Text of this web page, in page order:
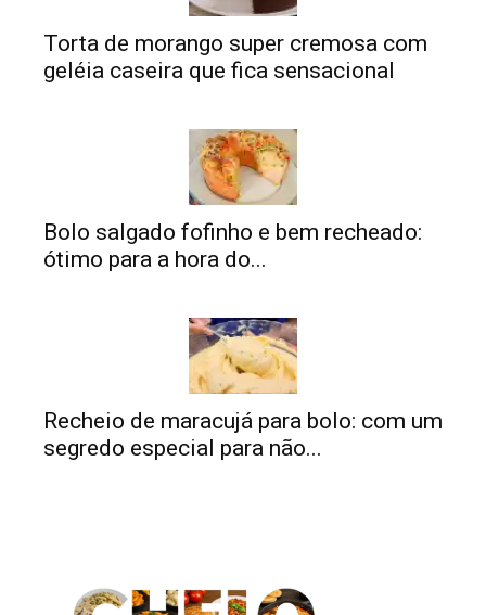
Torta de morango super cremosa com
geléia caseira que fica sensacional
Bolo salgado fofinho e bem recheado:
ótimo para a hora do...
Recheio de maracujá para bolo: com um
segredo especial para não...